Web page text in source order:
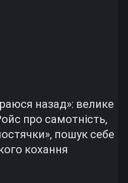
назад»: велике
про самотність,
пошук себе
кохання